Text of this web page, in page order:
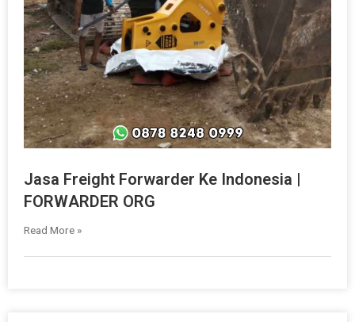
Jasa Freight Forwarder Ke Indonesia |
FORWARDER ORG
Read More »